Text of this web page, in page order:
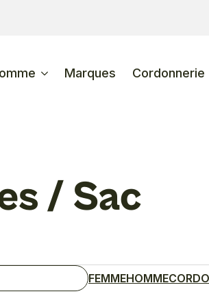
Marques Cordonnerie
/ Sac
FEMMEHOMME